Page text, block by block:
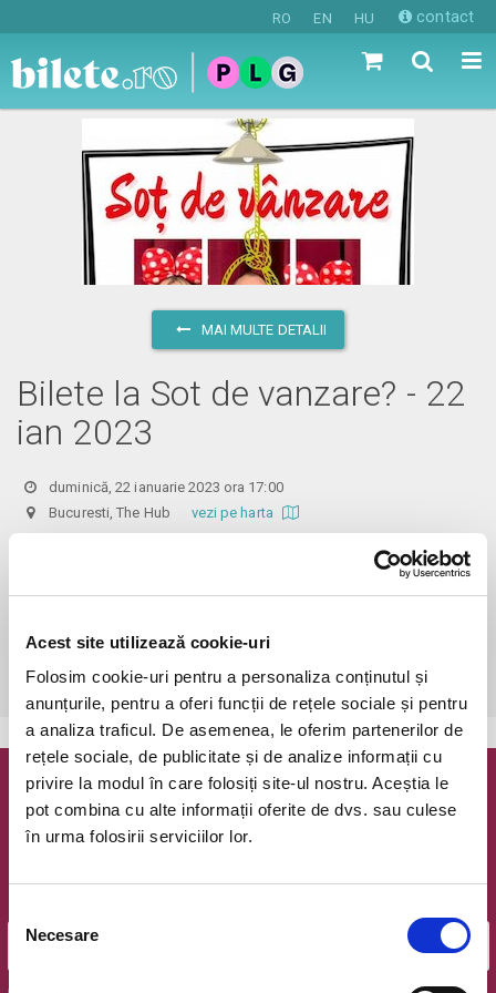
Acest site utilizează cookie-uri
Folosim cookie-uri pentru a personaliza conținutul și
anunțurile, pentru a oferi funcții de rețele sociale și pentru
a analiza traficul. De asemenea, le oferim partenerilor de
rețele sociale, de publicitate și de analize informații cu
privire la modul în care folosiți site-ul nostru. Aceștia le
pot combina cu alte informații oferite de dvs. sau culese
în urma folosirii serviciilor lor.
consimțământului
Necesare
RO EN HU contact
MAI MULTE DETALII
Bilete la Sot de vanzare? - 22
ian 2023
duminică, 22 ianuarie 2023 ora 17:00
Bucuresti, The Hub vezi pe harta
În funcție de ora de începere, accesul în sală se poate face cu o
oră / cu 40 minute mai devreme, fiind permis cu până la 10 minute
Informații suplimentare, la nr. de telefon 0773 825 249.
Newsletter @ Bilete.ro